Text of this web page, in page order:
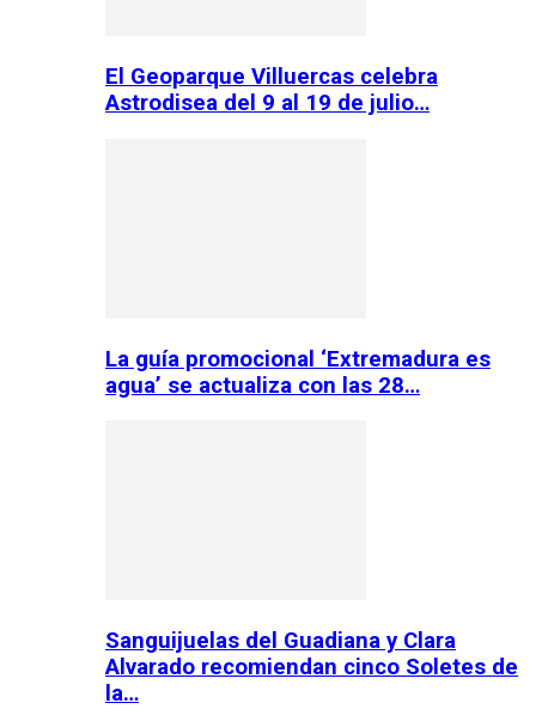
El Geoparque Villuercas celebra
Astrodisea del 9 al 19 de julio…
La guía promocional ‘Extremadura es
agua’ se actualiza con las 28…
Sanguijuelas del Guadiana y Clara
Alvarado recomiendan cinco Soletes de
la…